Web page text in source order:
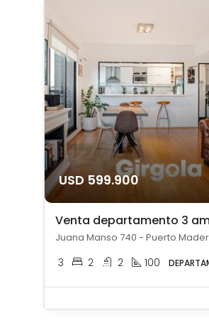
USD 599.900
3 2 2 100